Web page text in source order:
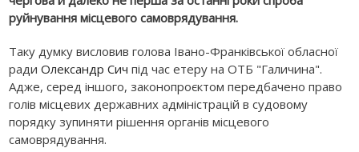
руйнування місцевого самоврядування.
Таку думку висловив голова Івано-Франківської обласної
радиОлександр Сич під час етеру на ОТБ "Галичина".
Адже, серед іншого, законопроєктом передбачено право
голів місцевих державних адміністрацій в судовому
порядку зупиняти рішення органів місцевого
самоврядування.